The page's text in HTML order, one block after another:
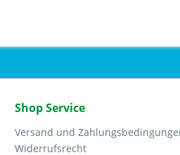
Shop Service
Versand und
Widerrufsrecht